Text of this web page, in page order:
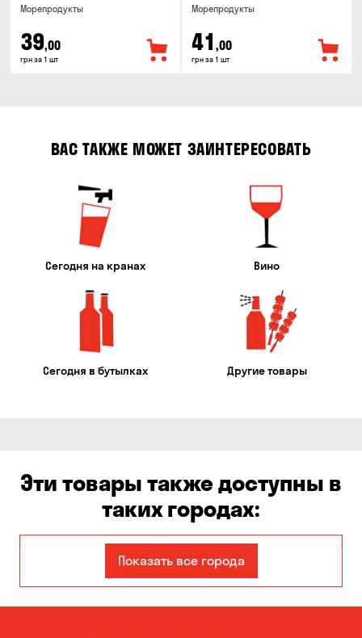
Морепродукты
39,00
грн за 1 шт
Морепродукты
41 ,00
грн за 1 шт
ВАС ТАКЖЕ МОЖЕТ ЗАИНТЕРЕСОВАТЬ
Сегодня на кранах Вино
Сегодня в бутылках Другие товары
Эти товары также доступны в
таких городах:
Авангард
Бабурка Балабино
Показать все города